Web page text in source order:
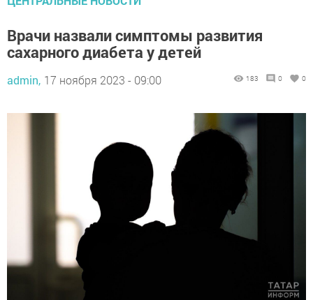
сахарного диабета у детей
admin, 17 ноября 2023 - 09:00